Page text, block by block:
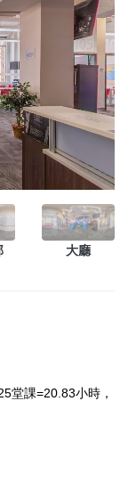
大廳
堂課=20.83小時，